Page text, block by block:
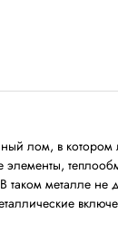
лом, в котором
элементы,
таком металле не